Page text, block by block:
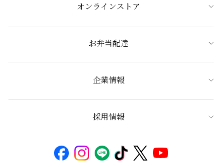
オンラインストア
お弁当配達
企業情報
採用情報